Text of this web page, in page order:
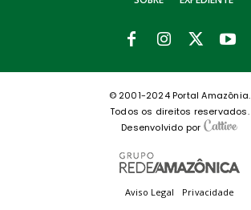
© 2001-2024 Portal Amazônia.
Todos os direitos reservados.
Desenvolvido por
Aviso Legal Privacidade